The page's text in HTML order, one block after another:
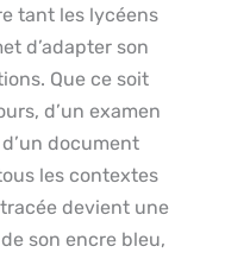
tant les lycéens
d’adapter son
Que ce soit
d’un examen
document
les contextes
devient une
son encre bleu,